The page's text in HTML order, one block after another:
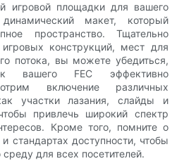
игровой площадки для вашего
макет, который
пространство. Тщательно
конструкций, мест для
потока, вы можете убедиться,
вашего FEC эффективно
включение различных
участки лазания, слайды и
привлечь широкий спектр
Кроме того, помните о
стандартах доступности, чтобы
для всех посетителей.